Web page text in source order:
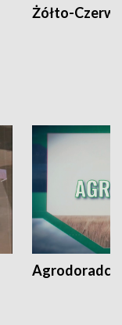
Żółto-
Agrodoradcy